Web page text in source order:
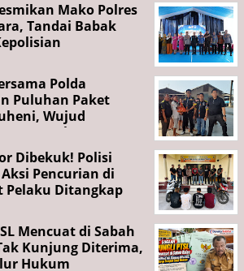
Mako Polres
Tandai Babak
Polda
Puluhan Paket
Wujud
HUT RI ke-81
Dibekuk! Polisi
Pencurian di
Pelaku Ditangkap
Mencuat di Sabah
Kunjung Diterima,
Hukum